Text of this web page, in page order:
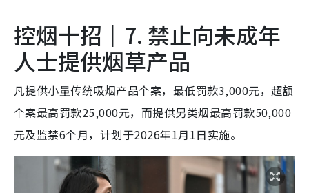
控烟十招｜7. 禁止向未成年
人士提供烟草产品
凡提供小量传统吸烟产品个案，最低罚款3,000元，超额
个案最高罚款25,000元，而提供另类烟最高罚款50,000
元及监禁6个月，计划于2026年1月1日实施。